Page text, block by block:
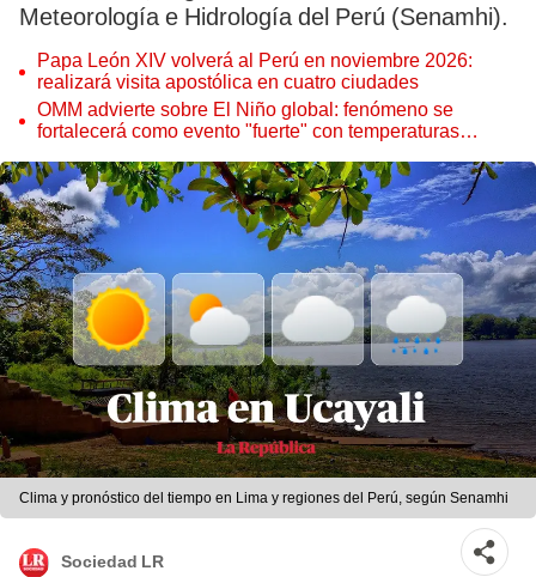
Meteorología e Hidrología del Perú (Senamhi).
Papa León XIV volverá al Perú en noviembre 2026:
realizará visita apostólica en cuatro ciudades
OMM advierte sobre El Niño global: fenómeno se
fortalecerá como evento "fuerte" con temperaturas
Clima y pronóstico del tiempo en Lima y regiones del Perú, según Senamhi
Sociedad LR